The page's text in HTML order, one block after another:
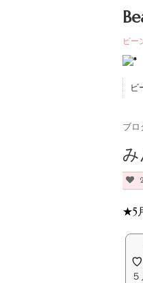
ビー
ビ
ブロ
★5
♡